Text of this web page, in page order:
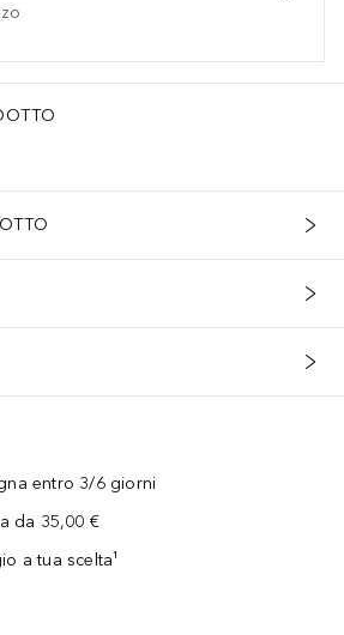
entro 3/6 giorni
da 35,00 €
a tua scelta¹